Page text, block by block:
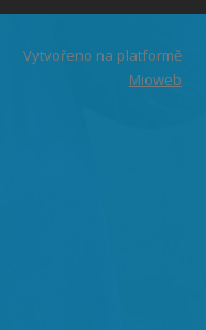
Vytvořeno na platformě
Mioweb